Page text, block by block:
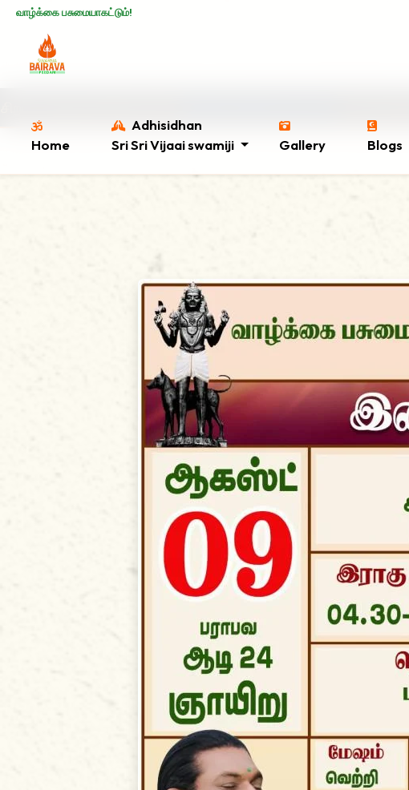
வாழ்க்கை பசுமையாகட்டும்!
Home
Adhisidhan
Sri Sri Vijaai swamiji
Gallery Blogs
. ஸ்வர்ணலிங்க